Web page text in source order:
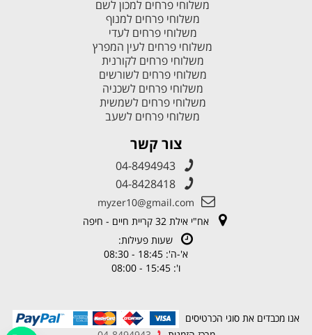
משלוחי פרחים למכון לשם
משלוחי פרחים למנוף
משלוחי פרחים לעדי
משלוחי פרחים לעין המפרץ
משלוחי פרחים לקורנית
משלוחי פרחים לשורשים
משלוחי פרחים לשכניה
משלוחי פרחים לשמשית
משלוחי פרחים לשעב
צור קשר
04-8494943
04-8428418
myzer10@gmail.com
אח"י אילת 32 קריית חיים - חיפה
שעות פעילות:
א'-ה': 18:45 - 08:30
ו': 15:45 - 08:00
אנו מכבדים את סוגי הכרטיסים